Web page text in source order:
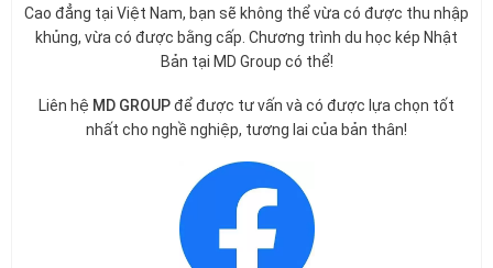
Cao đẳng tại Việt Nam, bạn sẽ không thể vừa có được thu nhập
khủng, vừa có được bằng cấp. Chương trình du học kép Nhật
Bản tại MD Group có thể!
Liên hệ MD GROUPđể được tư vấn và có được lựa chọn tốt
nhất cho nghề nghiệp, tương lai của bản thân!